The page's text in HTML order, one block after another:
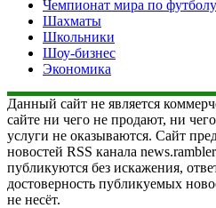
Чемпионат мира по
Шахматы
Школьники
Шоу-бизнес
Экономика
Данный сайт не является
сайте ни чего не продают, ни
услуги не оказываются. Сайт
новостей RSS канала
публикуются без искажения,
достоверность публикуемых
не несёт.